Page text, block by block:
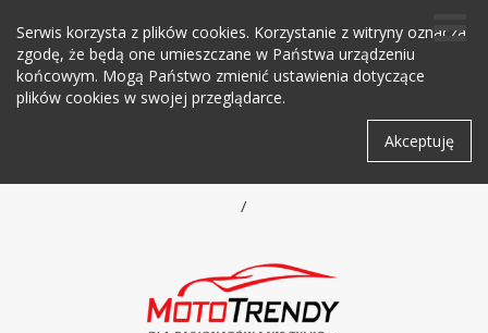
Serwis korzysta z plików cookies. Korzystanie z witryny oznacza
zgodę, że będą one umieszczane w Państwa urządzeniu
końcowym. Mogą Państwo zmienić ustawienia dotyczące
plików cookies w swojej przeglądarce.
Akceptuję
/